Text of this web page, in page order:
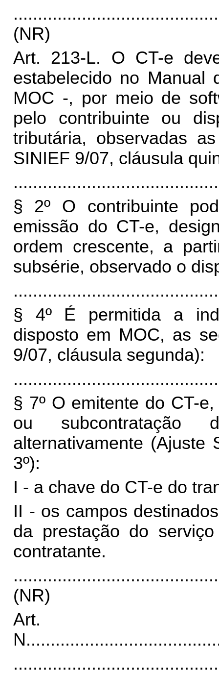
(NR)
Art. 213-L. O CT-e
estabelecido no Manual
MOC -, por meio de
pelo contribuinte ou
tributária, observadas
SINIEF 9/07, cláusula
§ 2º O contribuinte
emissão do CT-e,
ordem crescente, a
subsérie, observado o
§ 4º É permitida a
disposto em MOC, as
9/07, cláusula segunda):
§ 7º O emitente do CT-
ou subcontratação
alternativamente (Ajuste
3º):
I - a chave do CT-e do
II - os campos
da prestação do
contratante.
(NR)
Art.
N